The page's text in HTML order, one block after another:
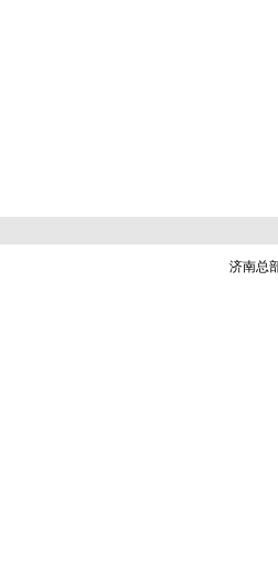
济南总